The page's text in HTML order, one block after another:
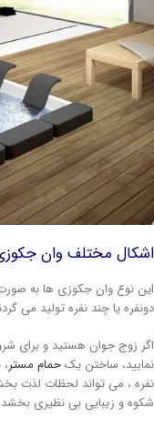
مختلف وان
نوع وان جکوزی ها به
یا چند نفره تولید می
زوج جوان هستید و برای
ساختن یکحمام مستر،
، می تواند لحظات لذت
و زیبایی بی نظیری بخشد.